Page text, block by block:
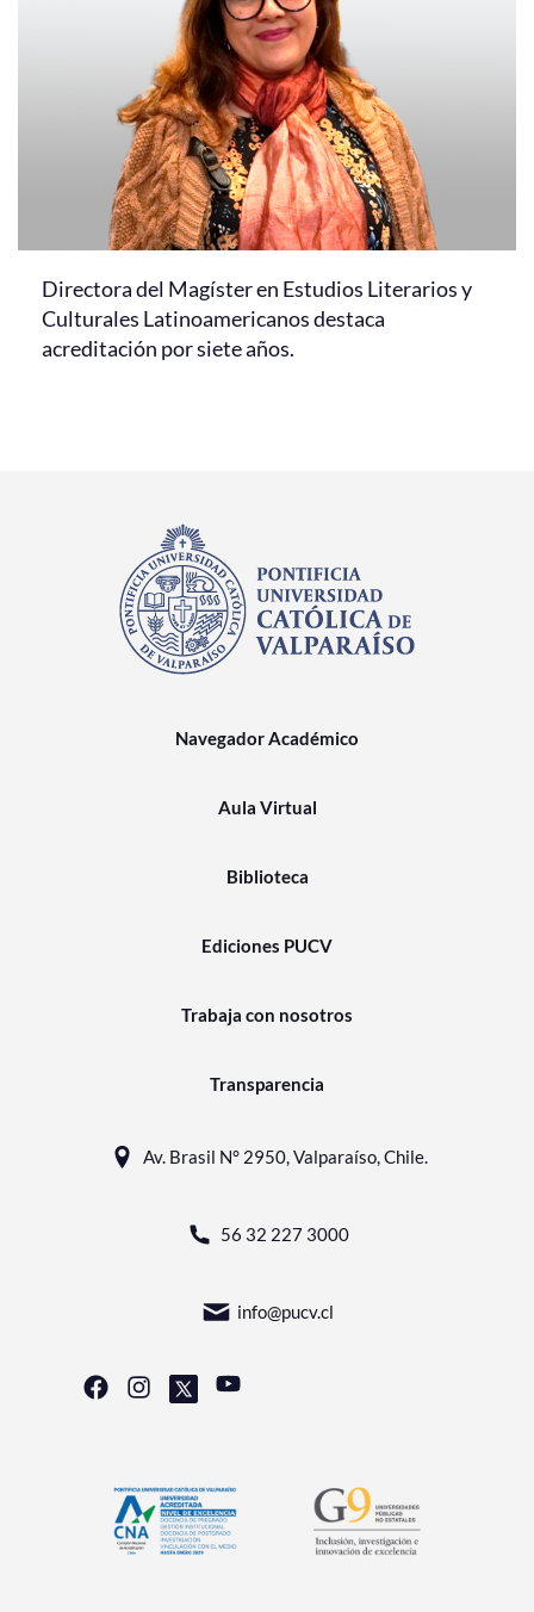
Directora del Magíster en Estudios Literarios y
Culturales Latinoamericanos destaca
acreditación por siete años.
Navegador Académico
Aula Virtual
Biblioteca
Ediciones PUCV
Trabaja con nosotros
Transparencia
Av. Brasil N° 2950, Valparaíso, Chile.
56 32 227 3000
info@pucv.cl